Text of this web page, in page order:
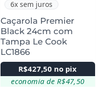
6x sem juros
Caçarola Premier
Black 24cm com
Tampa Le Cook
LC1866
R$427,50 no pix
economia de R$47,50